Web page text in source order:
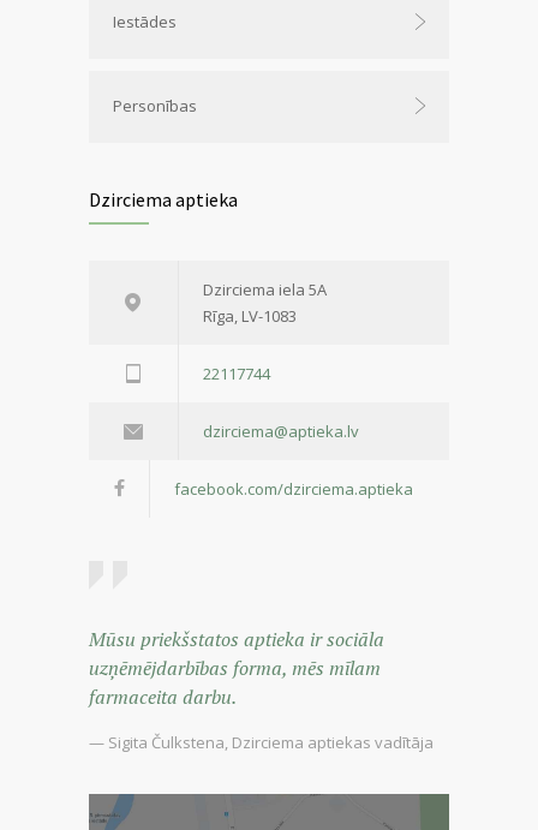
Iestādes
Personības
Dzirciema aptieka
Dzirciema iela 5A
Rīga, LV-1083
22117744
dzirciema@aptieka.lv
facebook.com/dzirciema.aptieka
Mūsu priekšstatos aptieka ir sociāla
uzņēmējdarbības forma, mēs mīlam
farmaceita darbu.
— Sigita Čulkstena, Dzirciema aptiekas vadītāja